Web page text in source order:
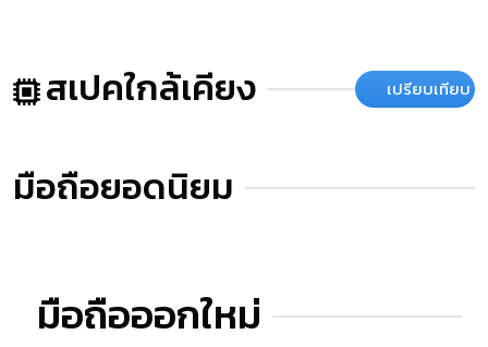
สเปคใกล้เคียง เปรียบเทียบ
มือถือยอดนิยม
มือถือออกใหม่